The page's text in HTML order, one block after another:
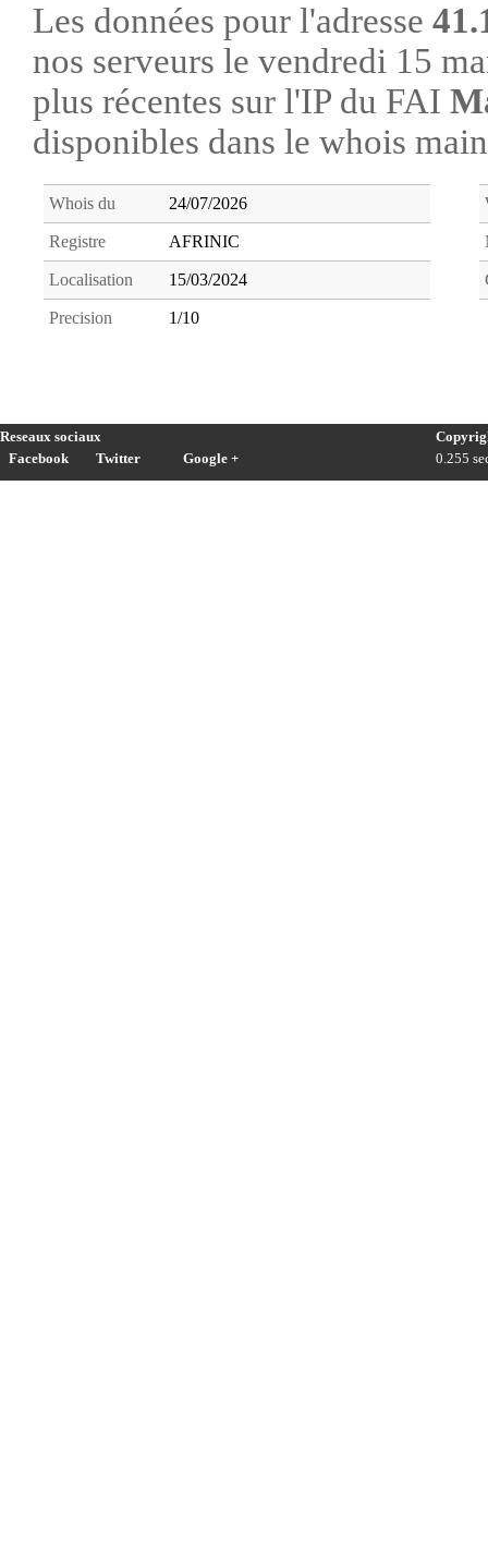
Pays
Morocco -41.142.85.140
Pays
Morocco -41.250.46.232
Les données pour l'adresse
nos serveurs le vendredi 15
plus récentes sur l'IP du FAI
disponibles dans le whois
Whois du 24/07/2026
Registre AFRINIC
Localisation 15/03/2024
Precision 1/10
Reseaux sociaux
Facebook
Twitter Google +
0.255